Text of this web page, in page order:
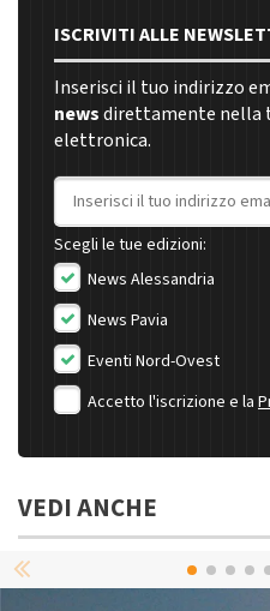
ISCRIVITI ALLE
Inserisci il tuo indirizzo
newsdirettamente nella
elettronica.
Indirizzo email
Scegli le tue edizioni:
News Alessandria
News Pavia
Eventi Nord-Ovest
Accetto l'iscrizione e la
VEDI ANCHE